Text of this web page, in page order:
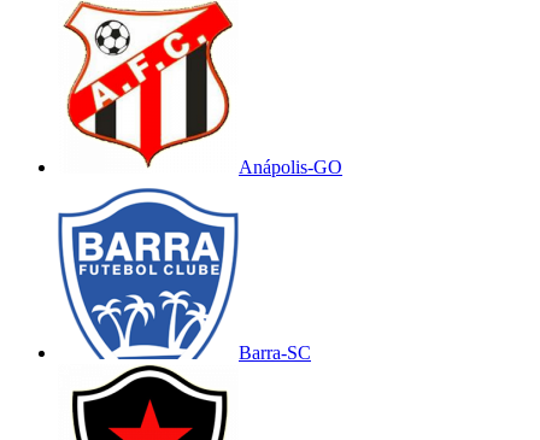
Anápolis-GO
Barra-SC